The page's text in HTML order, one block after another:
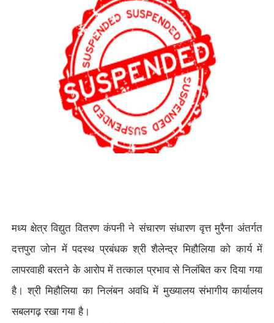
मध्य क्षेत्र विद्युत वितरण कंपनी ने संचारण संधारण वृत्त मुरैना अंतर्गत
दत्तपुरा जोन में पदस्थ प्रबंधक श्री शैलेन्द्र मिहौलिया को कार्य में
लापरवाही बरतने के आरोप में तत्काल प्रभाव से निलंबित कर दिया गया
है। श्री मिहौलिया का निलंबन अवधि में मुख्यालय संभागीय कार्यालय
सबलगढ़ रखा गया है।